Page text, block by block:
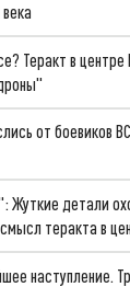
Теракт в центре
от боевиков
Жуткие детали
теракта в
наступление.